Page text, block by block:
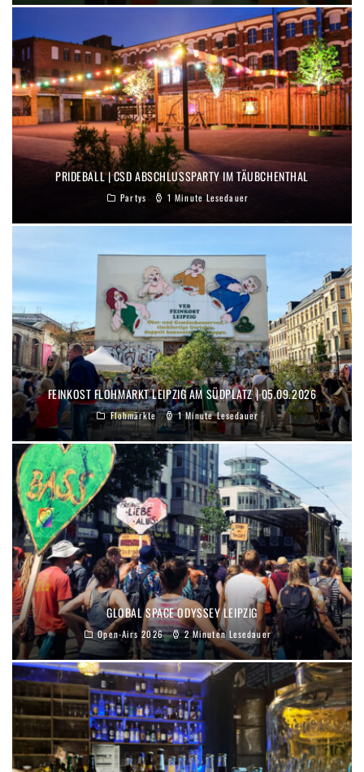
PRIDEBALL | CSD ABSCHLUSSPARTY IM TÄUBCHENTHAL
Partys 1 Minute Lesedauer
FEINKOST FLOHMARKT LEIPZIG AM SÜDPLATZ | 05.09.2026
Flohmärkte 1 Minute Lesedauer
GLOBAL SPACE ODYSSEY LEIPZIG
Open-Airs 2026 2 Minuten Lesedauer